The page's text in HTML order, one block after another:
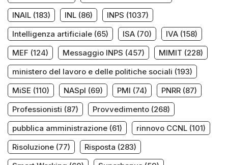
INAIL (183) INL (86) INPS (1037)
Intelligenza artificiale (65) ISA (70) IVA (158)
MEF (124) Messaggio INPS (457) MIMIT (228)
ministero del lavoro e delle politiche sociali (193)
MiSE (110) NASpI (69) PMI (74) PNRR (87)
Professionisti (87) Provvedimento (268)
pubblica amministrazione (61) rinnovo CCNL (101)
Risoluzione (77) Risposta (283)